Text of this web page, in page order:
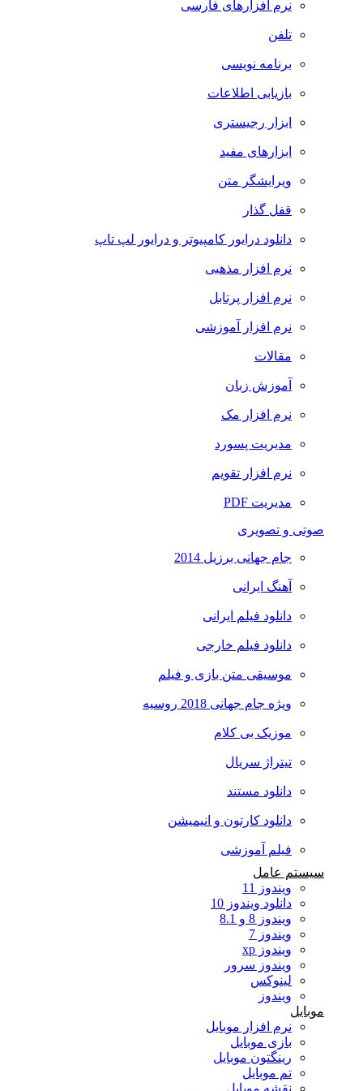
نرم افزارهای فارسی
تلفن
برنامه نویسی
بازیابی اطلاعات
ابزار رجیستری
ابزارهای مفید
ویرایشگر متن
قفل گذار
دانلود درایور کامپیوتر و درایور لپ تاپ
نرم افزار مذهبی
نرم افزار پرتابل
نرم افزار آموزشی
مقالات
آموزش زبان
نرم افزار مک
مدیریت پسورد
نرم افزار تقویم
مدیریت PDF
صوتی و تصویری
جام جهانی برزیل 2014
آهنگ ایرانی
دانلود فیلم ایرانی
دانلود فیلم خارجی
موسیقی متن بازی و فیلم
ویژه جام جهانی 2018 روسیه
موزیک بی کلام
تیتراژ سریال
دانلود مستند
دانلود کارتون و انیمیشن
فیلم آموزشی
سیستم عامل
ویندوز 11
دانلود ویندوز 10
ویندوز 8 و 8.1
ویندوز 7
ویندوز xp
ویندوز سرور
لینوکس
ویندوز
نرم افزار موبایل
بازی موبایل
رینگتون موبایل
تم موبایل
نقشه موبایل